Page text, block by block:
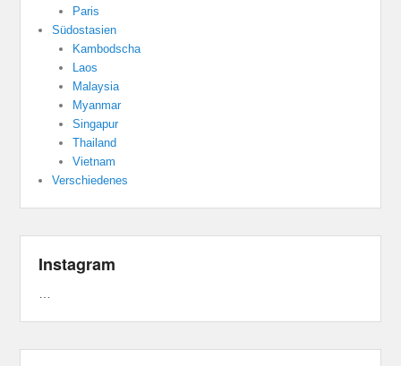
Paris
Südostasien
Kambodscha
Laos
Malaysia
Myanmar
Singapur
Thailand
Vietnam
Verschiedenes
Instagram